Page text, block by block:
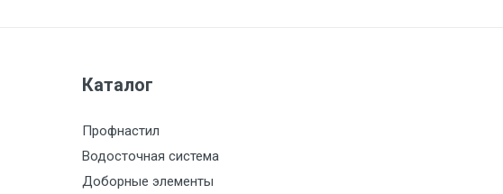
35р./км за МКАД
35р./км за МКАД
40р./км за МКАД
Каталог
Профнастил
Водосточная система
Доборные элементы